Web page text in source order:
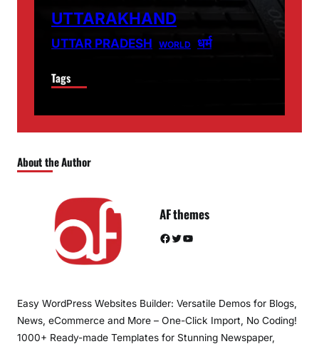
UTTARAKHAND
UTTAR PRADESH WORLD धर्म
Tags
About the Author
AF themes
Facebook Twitter YouTube
Easy WordPress Websites Builder: Versatile Demos for Blogs,
News, eCommerce and More – One-Click Import, No Coding!
1000+ Ready-made Templates for Stunning Newspaper,